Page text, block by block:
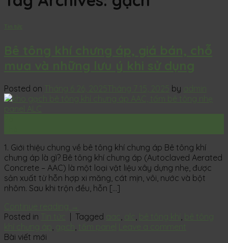
Bê tông khí chưng áp, giá bán, chỗ
mua và những lưu ý khi sử dụng
Posted on by
1. Giới thiệu chung về bê tông khí chưng áp Bê tông khí
chưng áp là gì? Bê tông khí chưng áp (Autoclaved Aerated
Concrete – AAC) là một loại vật liệu xây dựng nhẹ, được
sản xuất từ hỗn hợp xi măng, cát mịn, vôi, nước và bột
nhôm. Sau khi trộn đều, hỗn […]
→
Posted in
Tagged , , bê tông khí ,
bê tông
, ,
Bài viết mới